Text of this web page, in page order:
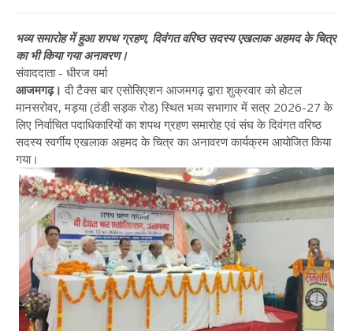
भव्य समारोह में हुआ शपथ ग्रहण, दिवंगत वरिष्ठ सदस्य एखलाक अहमद के चित्र
का भी किया गया अनावरण।
संवाददाता - धीरज वर्मा
आजमगढ़।दी टैक्स बार एसोसिएशन आजमगढ़ द्वारा शुक्रवार को होटल
मानसरोवर, मड़या (ठंडी सड़क रोड) स्थित भव्य सभागार में सत्र 2026-27 के
लिए निर्वाचित पदाधिकारियों का शपथ ग्रहण समारोह एवं संघ के दिवंगत वरिष्ठ
सदस्य स्वर्गीय एखलाक अहमद के चित्र का अनावरण कार्यक्रम आयोजित किया
गया।